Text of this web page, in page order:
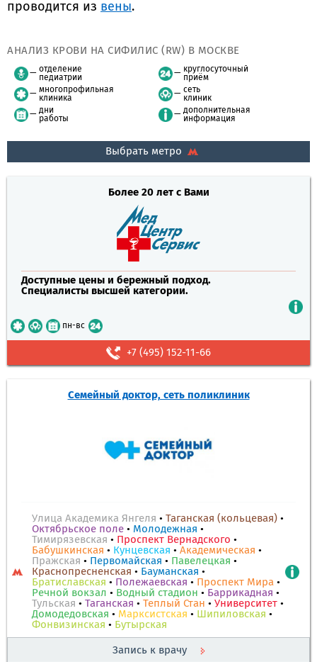
проводится из вены.
АНАЛИЗ КРОВИ НА СИФИЛИС (RW) В МОСКВЕ
отделение
педиатрии
многопрофильная
клиника
дни
работы
круглосуточный
приём
сеть
клиник
дополнительная
информация
Выбрать метро
Более 20 лет с Вами
Доступные цены и бережный подход.
Специалисты высшей категории.
пн-вс
+7 (495) 152-11-66
Семейный доктор, сеть поликлиник
Улица Академика Янгеля • Таганская (кольцевая) •
Октябрьское поле • Молодежная •
Тимирязевская • Проспект Вернадского •
Бабушкинская • Кунцевская • Академическая •
Пражская • Первомайская • Павелецкая •
Краснопресненская • Бауманская •
Братиславская • Полежаевская • Проспект Мира •
Речной вокзал • Водный стадион • Баррикадная •
Тульская • Таганская • Теплый Стан • Университет •
Домодедовская • Марксистская • Шипиловская •
Фонвизинская • Бутырская
Запись к врачу